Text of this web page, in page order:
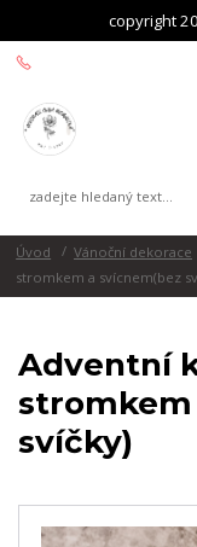
copyright
Úvod Vánoční dekorace
stromkem a svícnem(bez
Adventní
stromkem
svíčky)